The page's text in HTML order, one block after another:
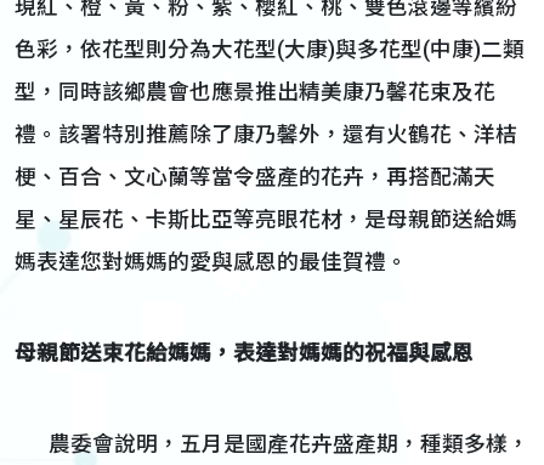
現紅、橙、黃、粉、紫、櫻紅、桃、雙色滾邊等繽紛
色彩，依花型則分為大花型(大康)與多花型(中康)二類
型，同時該鄉農會也應景推出精美康乃馨花束及花
禮。該署特別推薦除了康乃馨外，還有火鶴花、洋桔
梗、百合、文心蘭等當令盛產的花卉，再搭配滿天
星、星辰花、卡斯比亞等亮眼花材，是母親節送給媽
媽表達您對媽媽的愛與感恩的最佳賀禮。
母親節送束花給媽媽，表達對媽媽的祝福與感恩
農委會說明，五月是國產花卉盛產期，種類多樣，